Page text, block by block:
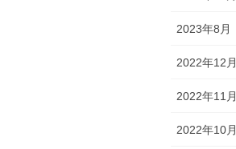
2023年8月
2022年12月
2022年11月
2022年10月